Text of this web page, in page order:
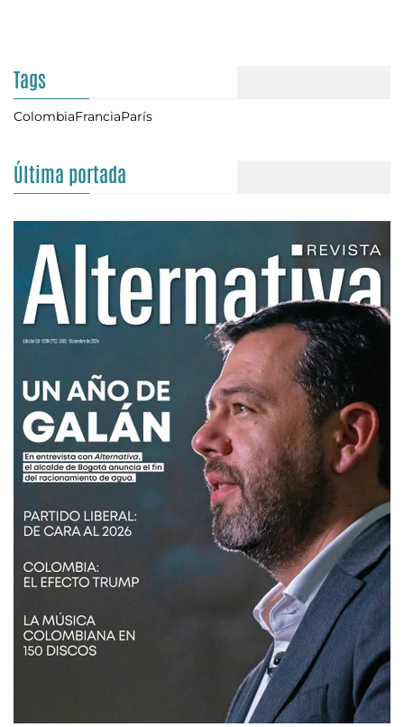
Tags
ColombiaFranciaParís
Última portada